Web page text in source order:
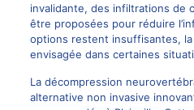
invalidante, des infiltrations de
être proposées pour réduire
options restent insuffisantes,
envisagée dans certaines
La décompression
alternative non invasive